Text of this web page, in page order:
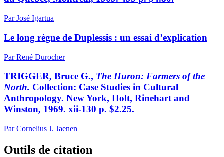
Par José Igartua
Le long règne de Duplessis : un essai d’explication
Par René Durocher
TRIGGER, Bruce G., The Huron: Farmers of the
North. Collection: Case Studies in Cultural
Anthropology. New York, Holt, Rinehart and
Winston, 1969. xii-130 p. $2.25.
Par Cornelius J. Jaenen
Outils de citation